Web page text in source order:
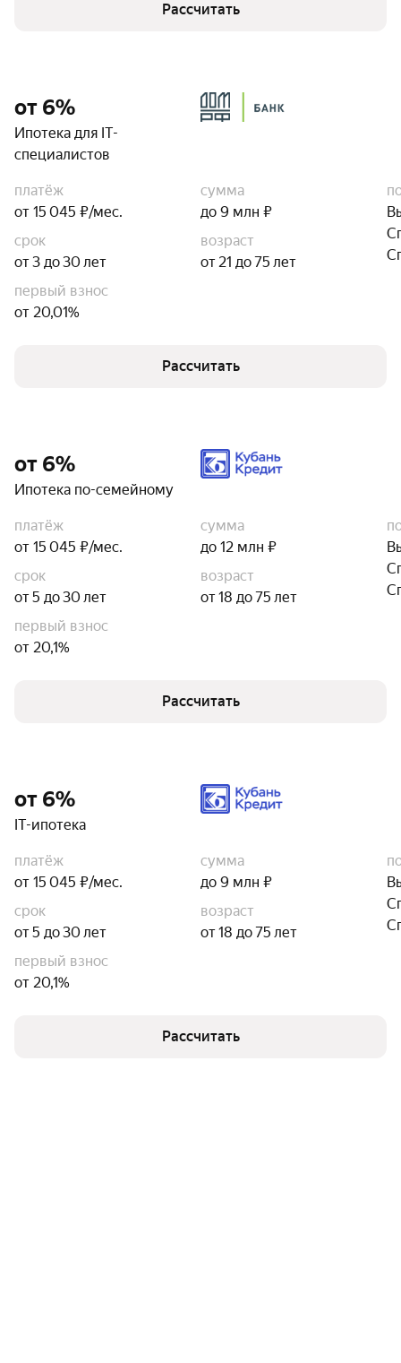
Рассчитать
от 6%
Ипотека для IT-
специалистов
платёж
от 15 045 ₽/мес.
сумма
до 9 млн ₽
срок
от 3 до 30 лет
возраст
от 21 до 75 лет
первый взнос
от 20,01%
Рассчитать
от 6%
Ипотека по-семейному
платёж
от 15 045 ₽/мес.
сумма
до 12 млн ₽
срок
от 5 до 30 лет
возраст
от 18 до 75 лет
первый взнос
от 20,1%
Рассчитать
от 6%
IT-ипотека
платёж
от 15 045 ₽/мес.
сумма
до 9 млн ₽
срок
от 5 до 30 лет
возраст
от 18 до 75 лет
первый взнос
от 20,1%
Рассчитать